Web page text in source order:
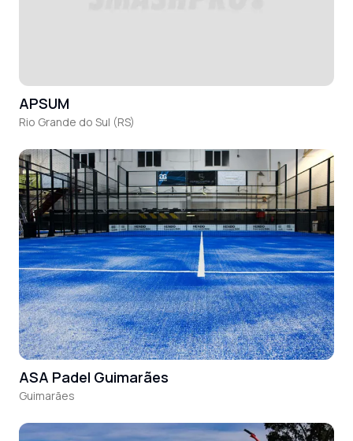
APSUM
Rio Grande do Sul (RS)
ASA Padel Guimarães
Guimarães